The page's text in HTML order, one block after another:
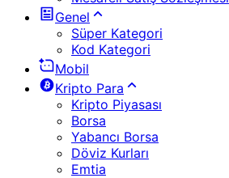
Genel
Süper Kategori
Kod Kategori
Mobil
Kripto Para
Kripto Piyasası
Borsa
Yabancı Borsa
Döviz Kurları
Emtia